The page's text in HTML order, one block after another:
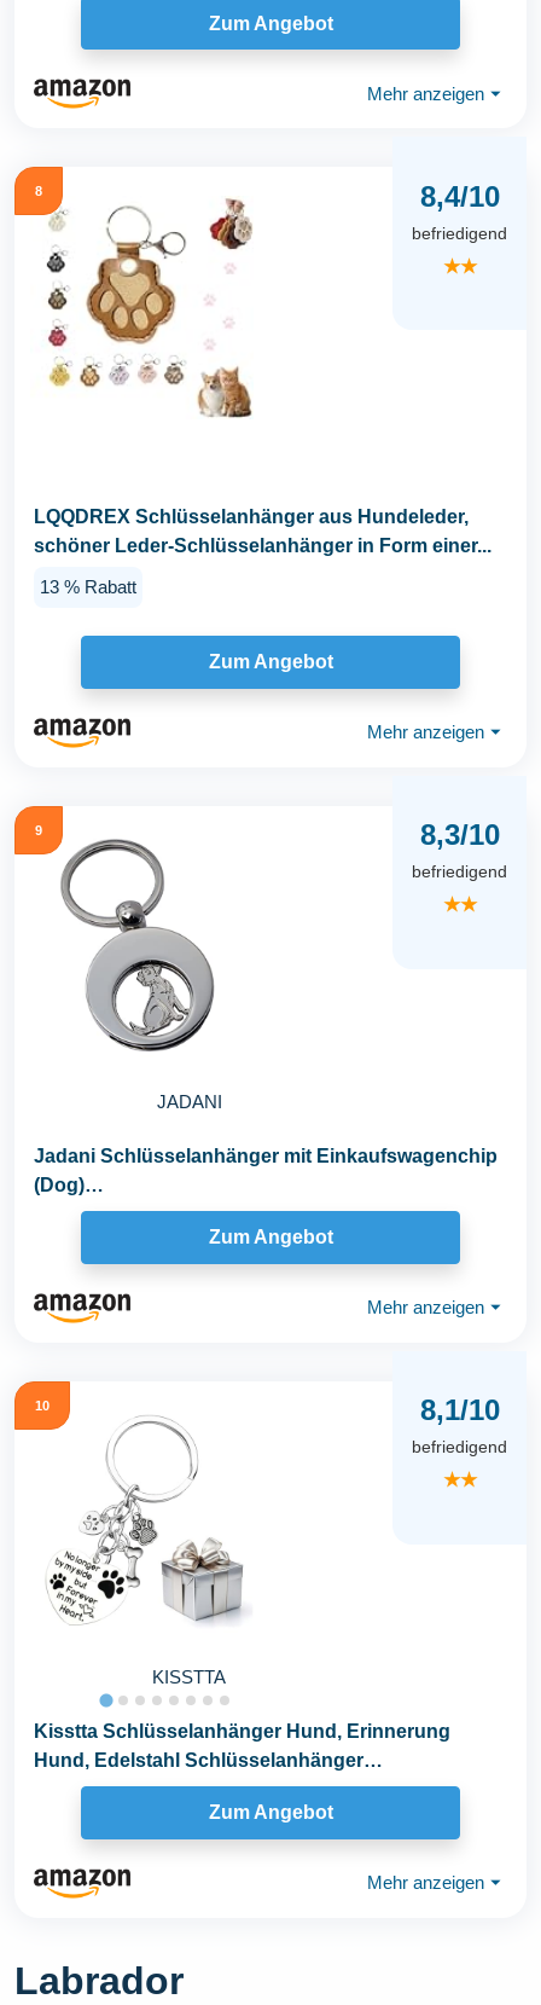
Zum Angebot
Mehr anzeigen ⏷
8 8,4/10
befriedigend
★★
LQQDREX Schlüsselanhänger aus Hundeleder,
schöner Leder-Schlüsselanhänger in Form einer...
13 % Rabatt
Zum Angebot
Mehr anzeigen ⏷
9
JADANI
8,3/10
befriedigend
★★
Jadani Schlüsselanhänger mit Einkaufswagenchip
(Dog)…
Zum Angebot
Mehr anzeigen ⏷
10
KISSTTA
8,1/10
befriedigend
★★
Kisstta Schlüsselanhänger Hund, Erinnerung
Hund, Edelstahl Schlüsselanhänger
Pfotenabdruck...
Zum Angebot
Mehr anzeigen ⏷
Labrador